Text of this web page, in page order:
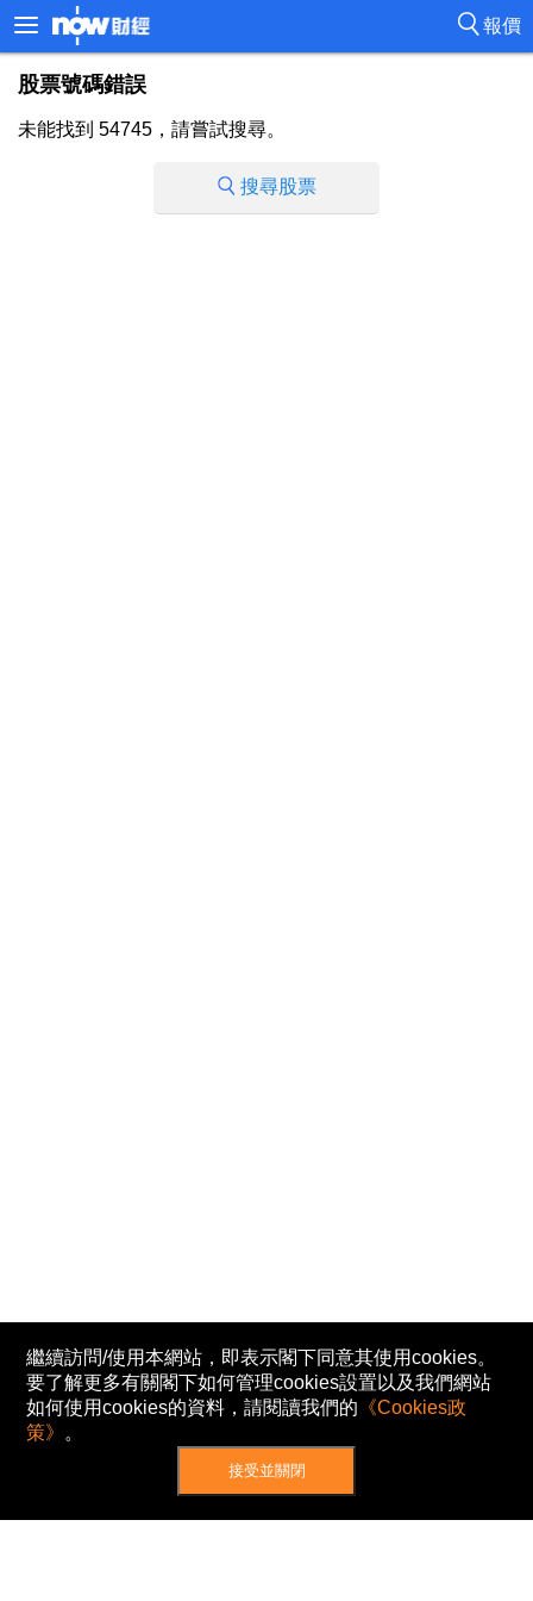
報價
股票號碼錯誤
未能找到 54745，請嘗試搜尋。
搜尋股票
繼續訪問/使用本網站，即表示閣下同意其使用cookies。
要了解更多有關閣下如何管理cookies設置以及我們網站
如何使用cookies的資料，請閱讀我們的 《Cookies政
策》 。
接受並關閉